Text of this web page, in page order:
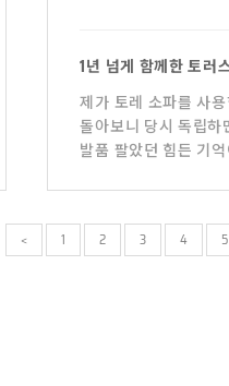
1년 넘게 함께한 토러
제가 토레 소파를 사
돌아보니 당시 독립하
< 1 2 3 4 5